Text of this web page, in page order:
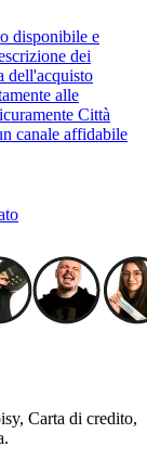
disponibile e
dei
dell'acquisto
alle
Città
canale affidabile
Carta di credito,